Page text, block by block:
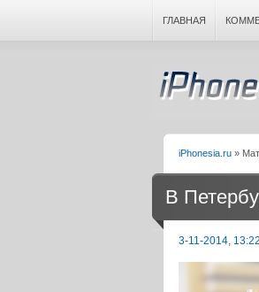
ГЛАВНАЯ
iPhonesia.ru »
В
3-11-2014, 13:22